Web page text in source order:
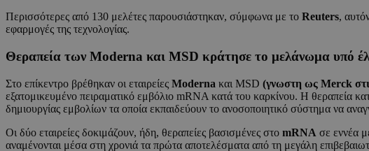
Περισσότερες από 130 μελέτες παρουσιάστηκαν, σύμφωνα με το Reuters,
εφαρμογές της τεχνολογίας.
Θεραπεία των Moderna και MSD κράτησε το μελάνωμα υπό
Στο επίκεντρο βρέθηκαν οι εταιρείες Moderna και MSD (γνωστη ως Merck
εξατομικευμένο πειραματικό εμβόλιο mRNA κατά του καρκίνου. Η θεραπεία
δημιουργίας εμβολίων τα οποία εκπαιδεύουν το ανοσοποιητικό σύστημα να
Οι δύο εταιρείες δοκιμάζουν, ήδη, θεραπείες βασισμένες στο mRNA σε εννέα
αναμένονται μέσα στη χρονιά τα πρώτα αποτελέσματα από τη μεγάλη